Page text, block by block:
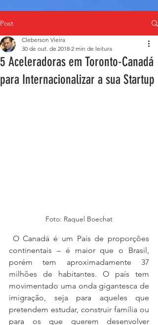
Post
5 Aceleradoras em Toronto-Canadá
para Internacionalizar a sua Startup
Cleberson Vieira
30 de out. de 2018 2 min de leitura
Foto: Raquel Boechat
continentais – é maior que o Brasil,
porém tem aproximadamente 37
milhões de habitantes. O país tem
movimentado uma onda gigantesca de
imigração, seja para aqueles que
pretendem estudar, construir família ou
para os que querem desenvolver